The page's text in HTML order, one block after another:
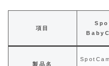
項目
製品名